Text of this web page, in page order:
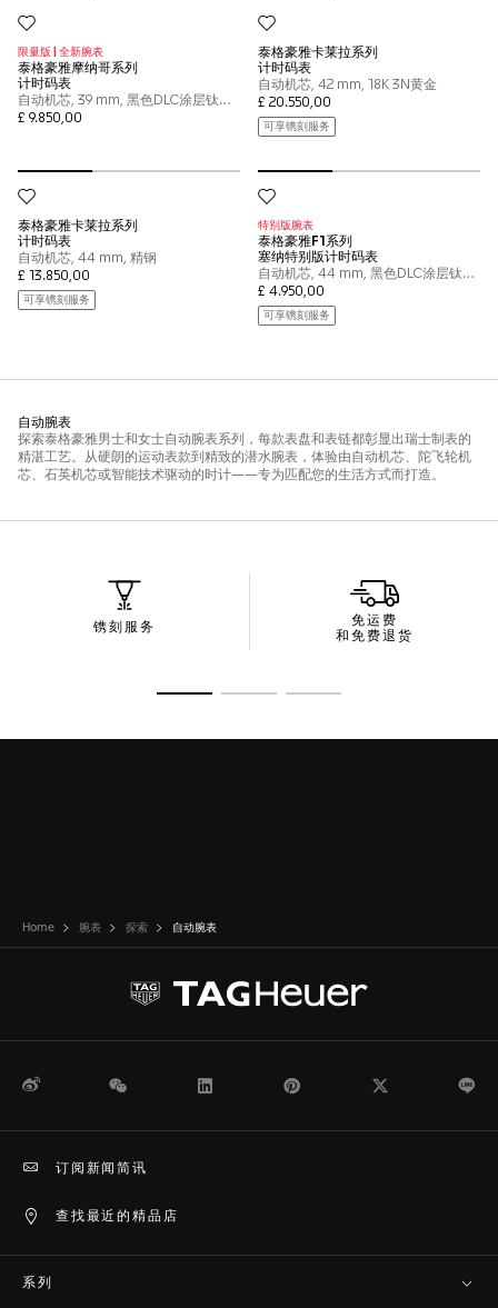
镌刻服务
免运费
和免费退货
Home 腕表 探索 自动腕表
微博 WeChat Pinterest
查找最近的精品店
订阅新闻简讯
系列